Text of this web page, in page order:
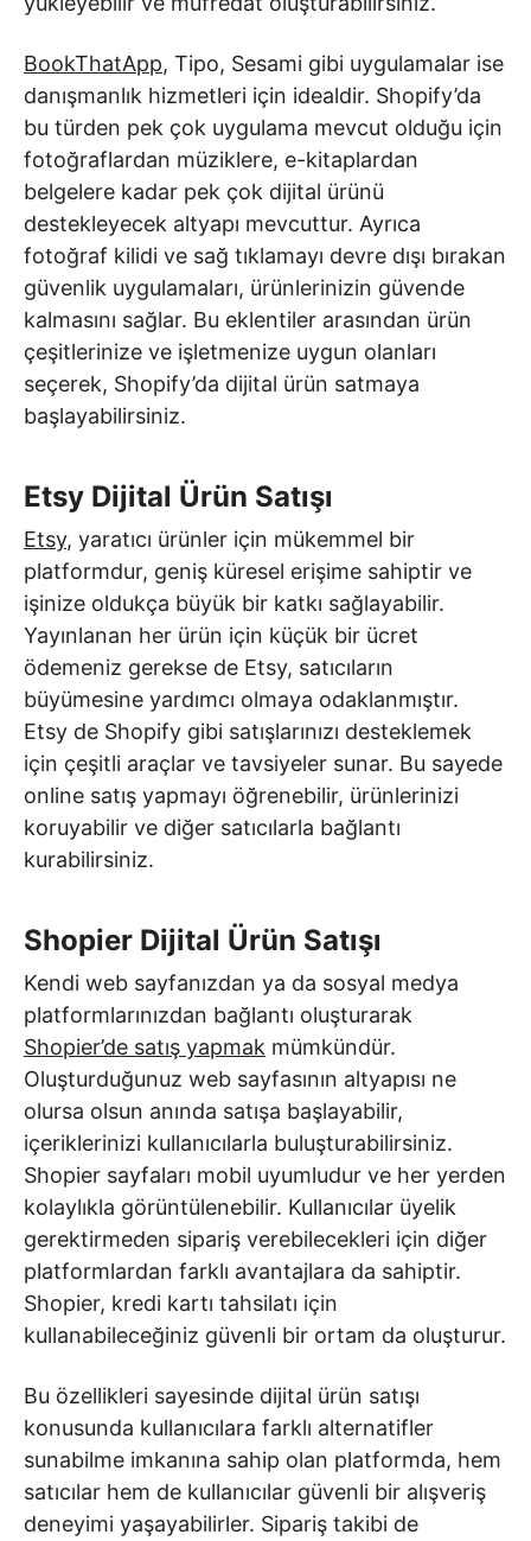
BookThatApp, Tipo, Sesami gibi uygulamalar ise
danışmanlık hizmetleri için idealdir. Shopify’da
bu türden pek çok uygulama mevcut olduğu için
fotoğraflardan müziklere, e-kitaplardan
belgelere kadar pek çok dijital ürünü
destekleyecek altyapı mevcuttur. Ayrıca
fotoğraf kilidi ve sağ tıklamayı devre dışı bırakan
güvenlik uygulamaları, ürünlerinizin güvende
kalmasını sağlar. Bu eklentiler arasından ürün
çeşitlerinize ve işletmenize uygun olanları
seçerek, Shopify’da dijital ürün satmaya
başlayabilirsiniz.
Etsy Dijital Ürün Satışı
Etsy, yaratıcı ürünler için mükemmel bir
platformdur, geniş küresel erişime sahiptir ve
işinize oldukça büyük bir katkı sağlayabilir.
Yayınlanan her ürün için küçük bir ücret
ödemeniz gerekse de Etsy, satıcıların
büyümesine yardımcı olmaya odaklanmıştır.
Etsy de Shopify gibi satışlarınızı desteklemek
için çeşitli araçlar ve tavsiyeler sunar. Bu sayede
online satış yapmayı öğrenebilir, ürünlerinizi
koruyabilir ve diğer satıcılarla bağlantı
kurabilirsiniz.
Shopier Dijital Ürün Satışı
Kendi web sayfanızdan ya da sosyal medya
platformlarınızdan bağlantı oluşturarak
Shopier’de satış yapmak mümkündür.
Oluşturduğunuz web sayfasının altyapısı ne
olursa olsun anında satışa başlayabilir,
içeriklerinizi kullanıcılarla buluşturabilirsiniz.
Shopier sayfaları mobil uyumludur ve her yerden
kolaylıkla görüntülenebilir. Kullanıcılar üyelik
gerektirmeden sipariş verebilecekleri için diğer
platformlardan farklı avantajlara da sahiptir.
Shopier, kredi kartı tahsilatı için
kullanabileceğiniz güvenli bir ortam da oluşturur.
Bu özellikleri sayesinde dijital ürün satışı
konusunda kullanıcılara farklı alternatifler
sunabilme imkanına sahip olan platformda, hem
satıcılar hem de kullanıcılar güvenli bir alışveriş
deneyimi yaşayabilirler. Sipariş takibi de